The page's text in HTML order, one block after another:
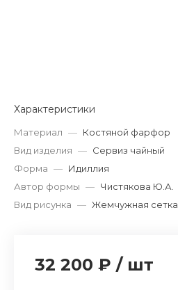
Характеристики
Материал — Костяной фарфор
Вид изделия — Сервиз чайный
Форма — Идиллия
Автор формы — Чистякова Ю.А.
Вид рисунка — Жемчужная сетка
32 200 ₽ / шт